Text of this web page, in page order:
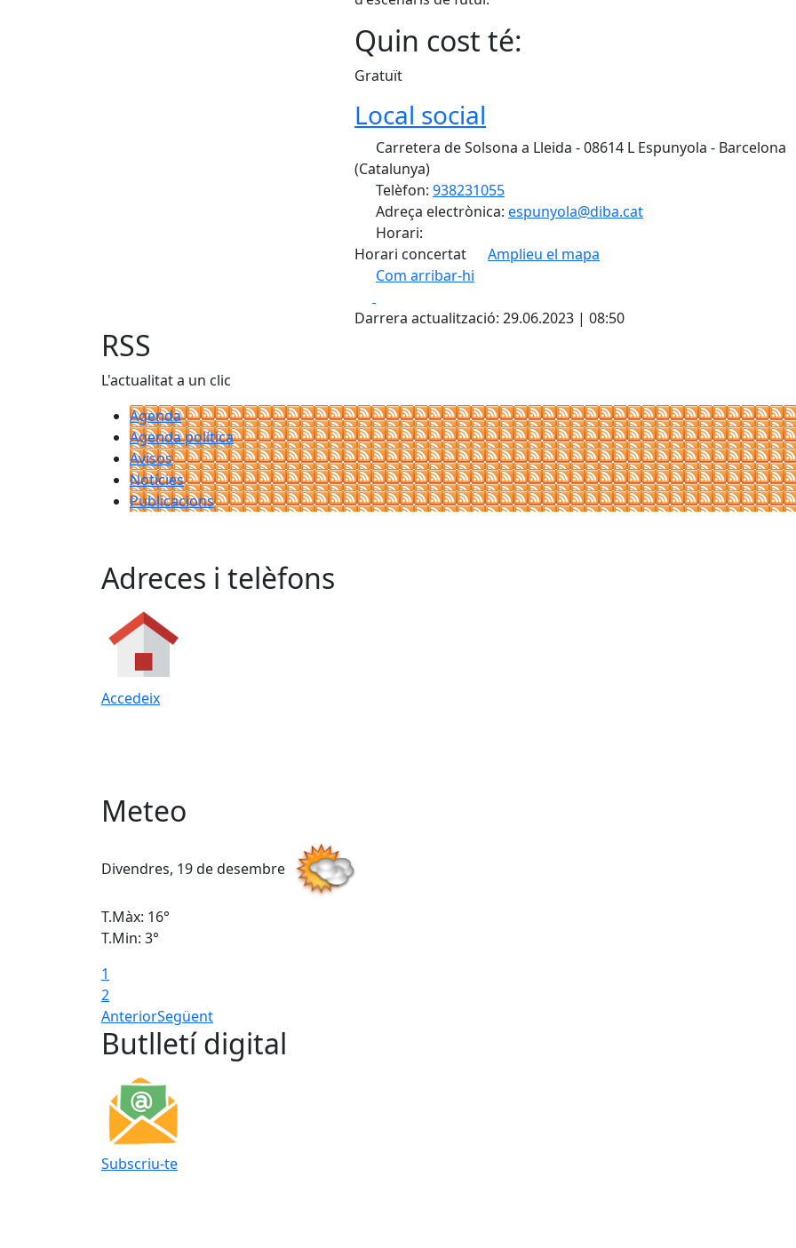
Quin cost té:
Gratuït
Local social
Carretera de Solsona a Lleida - 08614 L Espunyola - Barcelona
(Catalunya)
Telèfon: 938231055
Adreça electrònica: espunyola@diba.cat
Horari:
Horari concertat
Amplieu el mapa
Com arribar-hi
+
Darrera actualització: 29.06.2023 | 08:50
RSS
L'actualitat a un clic
Agenda
Agenda política
Avisos
Notícies
Publicacions
Adreces i telèfons
Accedeix
Meteo
Divendres, 19 de desembre
T.Màx: 16°
T.Min: 3°
1
2
AnteriorSegüent
Butlletí digital
Subscriu-te